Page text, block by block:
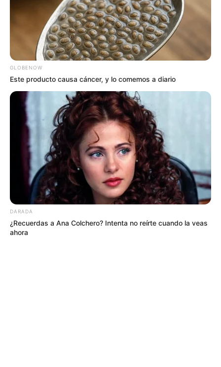
En el componente de gobernanza ambiental, se
contempla la formación de960 líderes ambientales
mediante un diplomado en restauración ecológica, así
como procesos de capacitación en saberes ambientales y
recuperación de suelos. Adicionalmente, se dotarán
espacios comunitarioscon equipos tecnológicos y kits
ambientales para fortalecer las capacidades locales de
gestión ambiental.
Finalmente, la directora deCortolima destacó que esta
iniciativa contribuirá a larecuperación de la conectividad
ecológica
, el mejoramiento de la oferta hídrica y la
consolidación de procesos de transición hacia sistemas
productivos sostenibles y resilientes al cambio climático
en las comunidades rurales del departamento.
COMPARTIR
GLOBENOW
Este producto causa cáncer, y lo comemos a diario
DARADA
¿Recuerdas a Ana Colchero? Intenta no reírte cuando la veas
ahora